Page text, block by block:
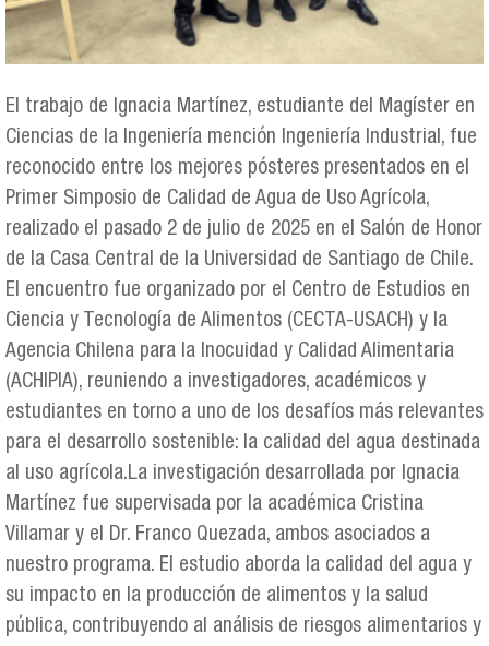
El trabajo de Ignacia Martínez, estudiante del Magíster en
Ciencias de la Ingeniería mención Ingeniería Industrial, fue
reconocido entre los mejores pósteres presentados en el
Primer Simposio de Calidad de Agua de Uso Agrícola,
realizado el pasado 2 de julio de 2025 en el Salón de Honor
de la Casa Central de la Universidad de Santiago de Chile.
El encuentro fue organizado por el Centro de Estudios en
Ciencia y Tecnología de Alimentos (CECTA-USACH) y la
Agencia Chilena para la Inocuidad y Calidad Alimentaria
(ACHIPIA), reuniendo a investigadores, académicos y
estudiantes en torno a uno de los desafíos más relevantes
para el desarrollo sostenible: la calidad del agua destinada
al uso agrícola.La investigación desarrollada por Ignacia
Martínez fue supervisada por la académica Cristina
Villamar y el Dr. Franco Quezada, ambos asociados a
nuestro programa. El estudio aborda la calidad del agua y
su impacto en la producción de alimentos y la salud
pública, contribuyendo al análisis de riesgos alimentarios y